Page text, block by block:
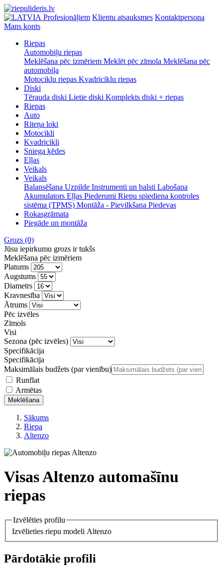
Profesionāļiem Klientu atsauksmes Kontaktpersona
Mans konts
Riepas
Automobiļu riepas
Meklēšana pēc izmēriem Meklēt pēc zīmola Meklēšana pēc
automobiļa
Motociklu riepas Kvadriciklu riepas
Diski
Tērauda diski Lietie diski Komplekts diski + riepas
Riepas
Auto
Riteņa loki
Motocikli
Kvadricikli
Sniega ķēdes
Eļļas
Veikals
Veikals
Balansēšana Uzpilde Instrumenti un balsti Labošana
Akumulators Eļļas Piederumi Riepu spiediena kontroles
sistēma (TPMS) Montāža - Pievilkšana Piedevas
Rokasgrāmata
Piegāde un montāža
Grozs (0)
Jūsu iepirkumu grozs ir tukšs
Meklēšana pēc izmēriem
Platums
Augstums
Diametrs
Kravnesība
Ātrums
Pēc izvēles
Zīmols
Visi
Sezona (pēc izvēles)
Specifikācija
Specifikācija
Maksimālais budžets (par vienību)
Runflat
Armētas
Meklēšana
Sākums
Riepa
Altenzo
Visas Altenzo automašīnu
riepas
Izvēlēties profilu
Izvēlieties riepu modeli Altenzo
Pārdotākie profili